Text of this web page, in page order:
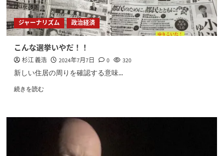
ジャーナリズム 政治経済
こんな選挙いやだ！！
杉江 義浩 2024年7月7日 0 320
新しい住居の周りを確認する意味...
続きを読む